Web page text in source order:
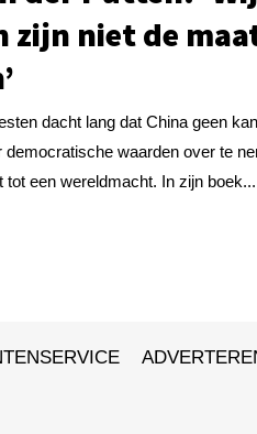
zijn niet de
dacht lang dat China geen
democratische waarden over te
tot een wereldmacht. In zijn boek...